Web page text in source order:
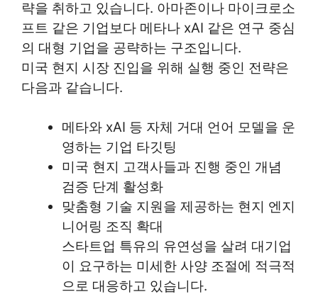
략을 취하고 있습니다. 아마존이나 마이크로소
프트 같은 기업보다 메타나 xAI 같은 연구 중심
의 대형 기업을 공략하는 구조입니다.
미국 현지 시장 진입을 위해 실행 중인 전략은
다음과 같습니다.
메타와 xAI 등 자체 거대 언어 모델을 운
영하는 기업 타깃팅
미국 현지 고객사들과 진행 중인 개념
검증 단계 활성화
맞춤형 기술 지원을 제공하는 현지 엔지
니어링 조직 확대
스타트업 특유의 유연성을 살려 대기업
이 요구하는 미세한 사양 조절에 적극적
으로 대응하고 있습니다.